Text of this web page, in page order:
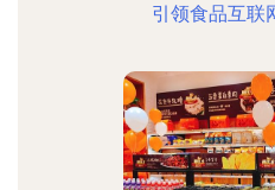
引领食品互联